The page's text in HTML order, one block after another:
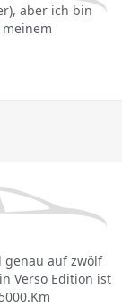
aber ich bin
genau auf zwölf
Verso Edition ist